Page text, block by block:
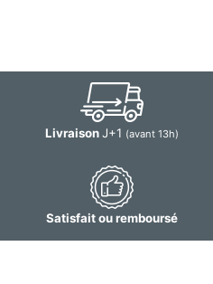
LivraisonJ+1 (avant 13h)
Satisfait ou remboursé